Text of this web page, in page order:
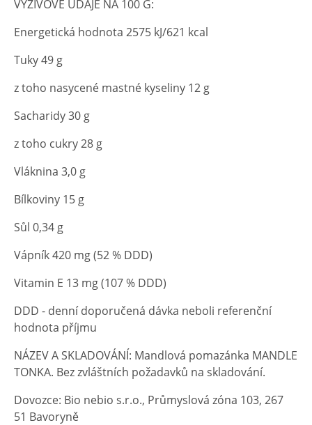
VÝŽIVOVÉ ÚDAJE NA 100 G:
Energetická hodnota 2575 kJ/621 kcal
Tuky 49 g
z toho nasycené mastné kyseliny 12 g
Sacharidy 30 g
z toho cukry 28 g
Vláknina 3,0 g
Bílkoviny 15 g
Sůl 0,34 g
Vápník 420 mg (52 % DDD)
Vitamin E 13 mg (107 % DDD)
DDD - denní doporučená dávka neboli referenční
hodnota příjmu
NÁZEV A SKLADOVÁNÍ: Mandlová pomazánka MANDLE
TONKA. Bez zvláštních požadavků na skladování.
Dovozce: Bio nebio s.r.o., Průmyslová zóna 103, 267
51 Bavoryně